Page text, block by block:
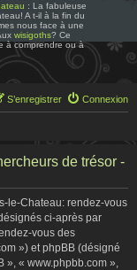
: La fabuleuse
A t-il à la fin du
nous face à une
wisigoths? Ce
à comprendre ou à
Connexion
S’enregistrer
de trésor -
le-Chateau: rendez-vous
ci-après par
vous des
») et phpBB (désigné
», « www.phpbb.com »,